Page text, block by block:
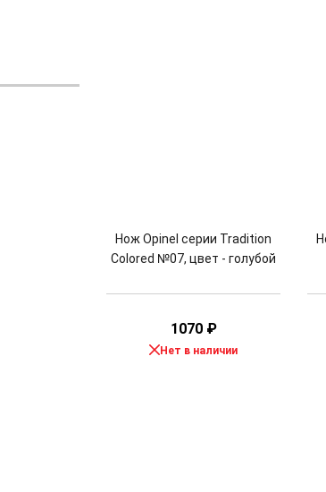
Нож Opinel серии Tradition
Colored №07, цвет - голубой
1070 ₽
Нет в наличии